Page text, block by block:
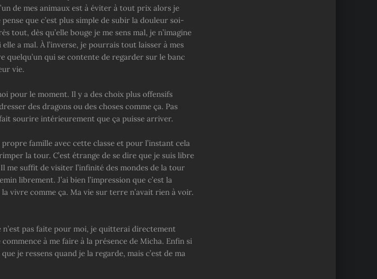
de mes animaux est à éviter à tout prix alors je
que c’est plus simple de subir la douleur soi-
tout, dès qu’elle bouge je me sens mal, je n’imagine
a mal. À l’inverse, je pourrais tout laisser à mes
quelqu’un qui se contente de regarder sur le banc
vie.
pour le moment. Il y a des choix plus offensifs
des dragons ou des choses comme ça. Pas
sourire intérieurement que ça puisse arriver.
propre famille avec cette classe et pour l’instant cela
la tour. C’est étrange de se dire que je suis libre
me suffit de visiter l’infinité des mondes de la tour
librement. J’ai bien l’impression que c’est la
vivre comme ça. Ma vie sur terre n’avait rien à voir.
n’est pas faite pour moi, je quitterai directement
à me faire à la présence de Micha. Enfin si
je ressens quand je la regarde, mais c’est de ma